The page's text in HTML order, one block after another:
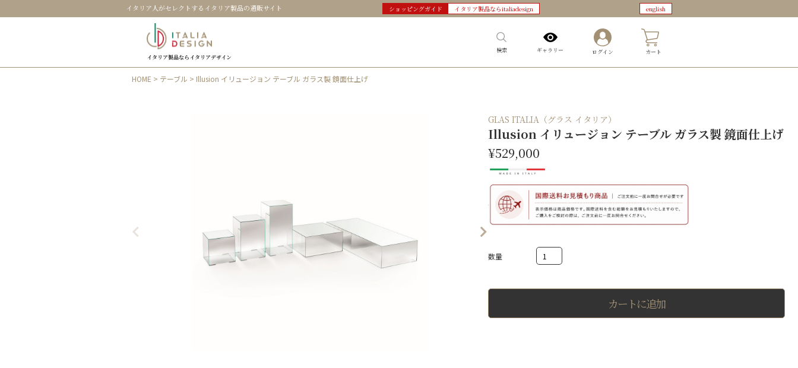
イタリア人がセレクトするイタリア製品の通販サイト ショッピングガイド イタリア製品ならitaliadesign english
イタリア製品ならイタリアデザイン
検索 ギャラリー ログイン カート
HOME > テーブル > Illusion イリュージョン テーブル ガラス製 鏡面仕上げ
GLAS ITALIA（グラス イタリア）
Illusion イリュージョン テーブル ガラス製 鏡面仕上げ
¥529,000
Illusion
リ
ー
ン
カートに追加